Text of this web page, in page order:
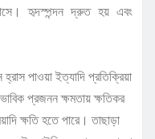
হৃদস্পন্দন দ্রুত হয় এবং
পাওয়া ইত্যাদি প্রতিক্রিয়া
প্রজনন ক্ষমতায় ক্ষতিকর
ক্ষতি হতে পারে। তাছাড়া